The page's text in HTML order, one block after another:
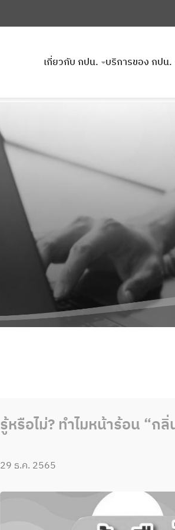
เกี่ยวกับ กปน. บริการของ กปน.
รู้หรือไม่? ทำไมหน้าร้อน “
29 ธ.ค. 2565